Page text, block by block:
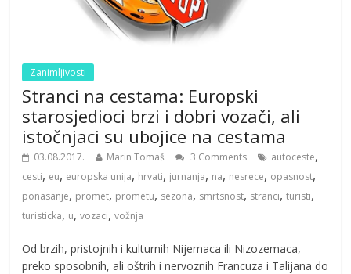
Zanimljivosti
Stranci na cestama: Europski
starosjedioci brzi i dobri vozači, ali
istočnjaci su ubojice na cestama
03.08.2017. Marin Tomaš 3 Comments autoceste,
cesti, eu, europska unija, hrvati, jurnanja, na, nesrece, opasnost,
ponasanje, promet, prometu, sezona, smrtsnost, stranci,turisti,
turisticka, u,vozaci,vožnja
Od brzih, pristojnih i kulturnih Nijemaca ili Nizozemaca,
preko sposobnih, ali oštrih i nervoznih Francuza i Talijana do